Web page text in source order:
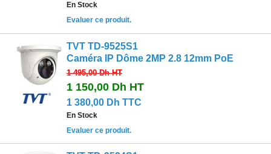
En Stock
Evaluer ce produit.
TVT TD-9525S1
Caméra IP Dôme 2MP 2.8 12mm PoE
1 495,00 DhHT
1 150,00 Dh HT
1 380,00 Dh TTC
En Stock
Evaluer ce produit.